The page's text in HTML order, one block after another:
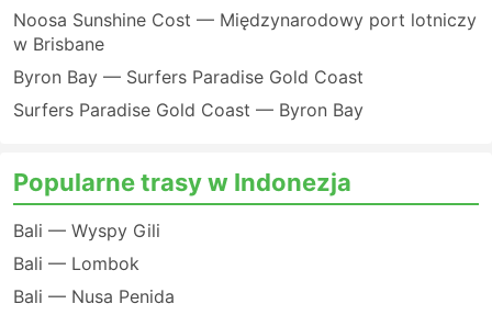
Noosa Sunshine Cost — Międzynarodowy port lotniczy
w Brisbane
Byron Bay — Surfers Paradise Gold Coast
Surfers Paradise Gold Coast — Byron Bay
Popularne trasy w Indonezja
Bali — Wyspy Gili
Bali — Lombok
Bali — Nusa Penida